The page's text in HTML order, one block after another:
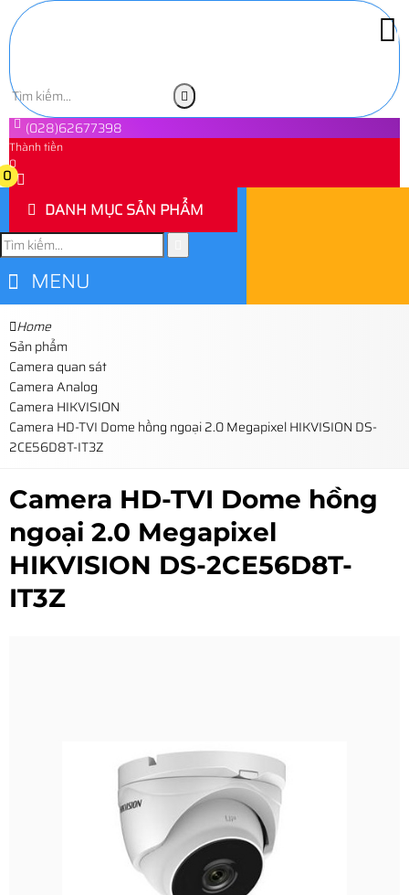
(028)62677398
Thành tiền
0
0
DANH MỤC SẢN PHẨM
MENU
Home
Sản phẩm
Camera quan sát
Camera Analog
Camera HIKVISION
Camera HD-TVI Dome hồng ngoại 2.0 Megapixel HIKVISION DS-
2CE56D8T-IT3Z
Camera HD-TVI Dome hồng
ngoại 2.0 Megapixel
HIKVISION DS-2CE56D8T-
IT3Z